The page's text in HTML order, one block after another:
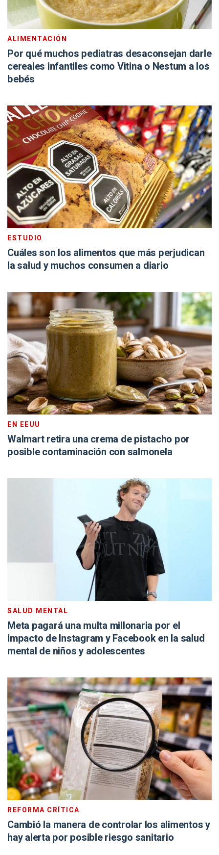
ALIMENTACIÓN
Por qué muchos pediatras desaconsejan darle
cereales infantiles como Vitina o Nestum a los
bebés
ESTUDIO
Cuáles son los alimentos que más perjudican
la salud y muchos consumen a diario
EN EEUU
Walmart retira una crema de pistacho por
posible contaminación con salmonela
SALUD MENTAL
Meta pagará una multa millonaria por el
impacto de Instagram y Facebook en la salud
mental de niños y adolescentes
REFORMA CRÍTICA
Cambió la manera de controlar los alimentos y
hay alerta por posible riesgo sanitario